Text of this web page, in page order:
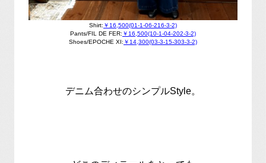
Shirt: ￥16,500(01-1-06-216-3-2)
Pants/FIL DE FER: ￥16,500(10-1-04-202-3-2)
Shoes/EPOCHE XI: ￥14,300(03-3-15-303-3-2)
デニム合わせのシンプルStyle。